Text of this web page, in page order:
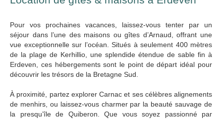
Pour vos prochaines vacances, laissez-vous tenter par un
séjour dans l’une des maisons ou gîtes d’Arnaud, offrant une
vue exceptionnelle sur l’océan. Situés à seulement 400 mètres
de la plage de Kerhillio, une splendide étendue de sable fin à
Erdeven, ces hébergements sont le point de départ idéal pour
découvrir les trésors de la Bretagne Sud.
À proximité, partez explorer Carnac et ses célèbres alignements
de menhirs, ou laissez-vous charmer par la beauté sauvage de
la presqu’île de Quiberon. Que vous soyez passionné par